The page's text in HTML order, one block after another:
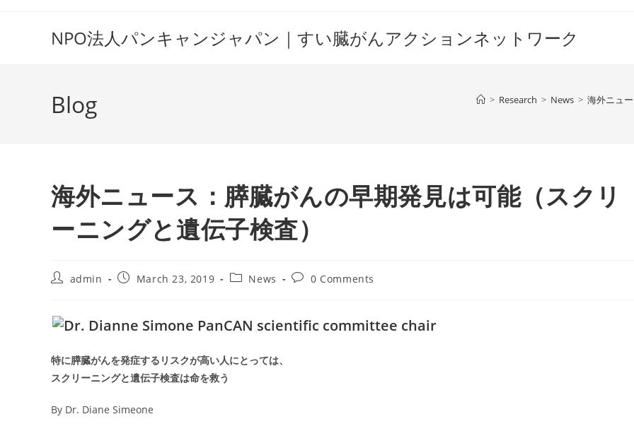
NPO法人パンキャンジャパン｜すい臓がんアクションネットワーク
Blog > Research > News > 海外ニュ
海外ニュース：膵臓がんの早期発見は可能（スクリ
ーニングと遺伝子検査）
Postadmin
PostMarch 23, 2019
PostNews
Post0 Comments
特に膵臓がんを発症するリスクが高い人にとっては、
スクリーニングと遺伝子検査は命を救う
By Dr. Diane Simeone